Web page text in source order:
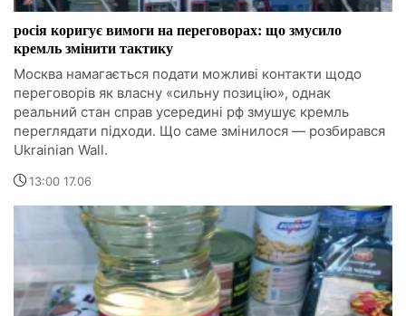
росія коригує вимоги на переговорах: що змусило
кремль змінити тактику
Москва намагається подати можливі контакти щодо
переговорів як власну «сильну позицію», однак
реальний стан справ усередині рф змушує кремль
переглядати підходи. Що саме змінилося — розбирався
Ukrainian Wall.
13:00 17.06